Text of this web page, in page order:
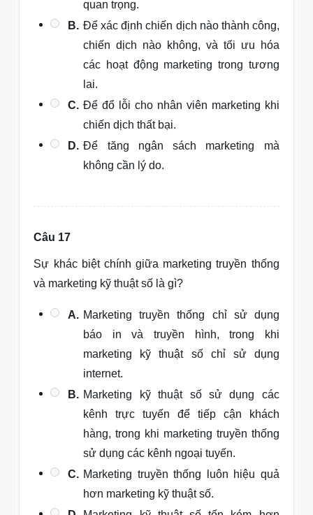
quan trọng.
B. Để xác định chiến dịch nào thành công,
chiến dịch nào không, và tối ưu hóa
các hoạt động marketing trong tương
lai.
C. Để đổ lỗi cho nhân viên marketing khi
chiến dịch thất bại.
D. Để tăng ngân sách marketing mà
không cần lý do.
Câu 17
Sự khác biệt chính giữa marketing truyền thống
và marketing kỹ thuật số là gì?
A. Marketing truyền thống chỉ sử dụng
báo in và truyền hình, trong khi
marketing kỹ thuật số chỉ sử dụng
internet.
B. Marketing kỹ thuật số sử dụng các
kênh trực tuyến để tiếp cận khách
hàng, trong khi marketing truyền thống
sử dụng các kênh ngoại tuyến.
C. Marketing truyền thống luôn hiệu quả
hơn marketing kỹ thuật số.